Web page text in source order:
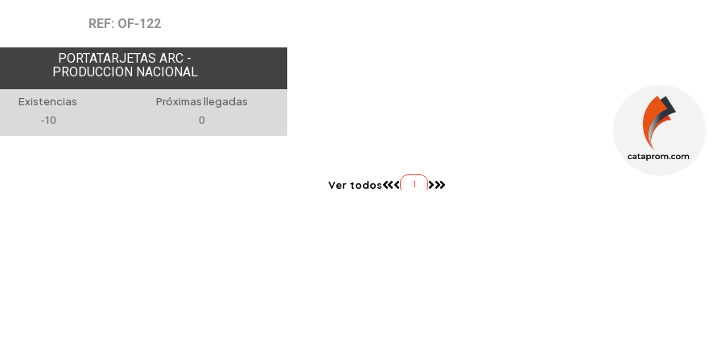
REF: OF-122
PORTATARJETAS ARC -
PRODUCCION NACIONAL
Existencias
-10
Próximas llegadas
0
Ver todos 1